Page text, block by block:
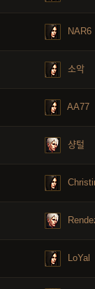
NAR6
소악
AA77
샹털
LoYal